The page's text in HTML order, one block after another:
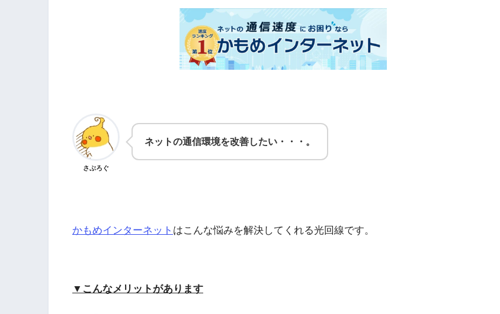
さぶろぐ
ネットの通信環境を改善したい・・・。
かもめインターネット はこんな悩みを解決してくれる光回線です。
▼こんなメリットがあります